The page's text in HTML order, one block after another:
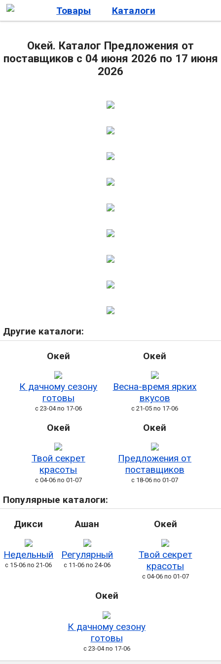
Окей. Каталог Предложения от
поставщиков с 04 июня 2026 по 17 июня
2026
Товары Каталоги
Другие каталоги:
Окей
К дачному сезону
готовы
с 23-04 по 17-06
Окей
Весна-время ярких
вкусов
с 21-05 по 17-06
Окей
Твой секрет
красоты
с 04-06 по 01-07
Окей
Предложения от
поставщиков
с 18-06 по 01-07
Популярные каталоги:
Дикси
Недельный
с 15-06 по 21-06
Ашан
Регулярный
с 11-06 по 24-06
Окей
Твой секрет
красоты
с 04-06 по 01-07
Окей
К дачному сезону
готовы
с 23-04 по 17-06